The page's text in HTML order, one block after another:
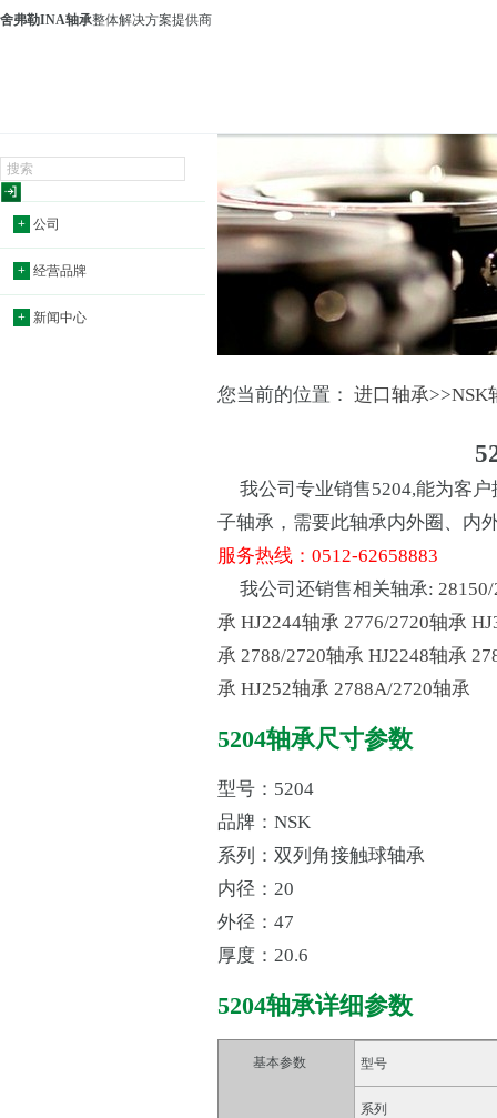
舍弗勒INA轴承整体解决方案提供商
+ 公司
+ 经营品牌
+ 新闻中心
您当前的位置： 进口轴承>>NSK
我公司专业销售5204,能为客户
子轴承，需要此轴承内外圈、内
服务热线：0512-62658883
我公司还销售相关轴承:
承 HJ2244轴承 2776/2720轴承
承 2788/2720轴承 HJ2248轴承
承 HJ252轴承 2788A/2720轴承
5204轴承尺寸参数
型号：5204
品牌：NSK
系列：双列角接触球轴承
内径：20
外径：47
厚度：20.6
5204轴承详细参数
基本参数 型号
系列